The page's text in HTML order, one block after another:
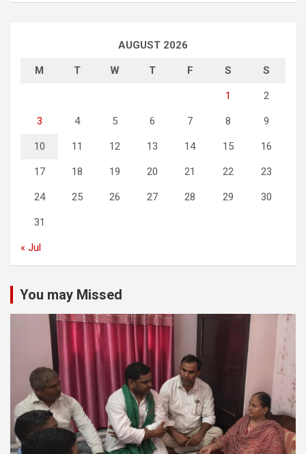
AUGUST 2026
M T W T F S S
1 2
3 4 5 6 7 8 9
10 11 12 13 14 15 16
17 18 19 20 21 22 23
24 25 26 27 28 29 30
31
« Jul
You may Missed